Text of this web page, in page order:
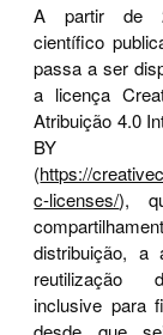
A partir de
científico
passa a ser
a licença
Atribuição 4.0
BY
(https://
c-licenses/),
distribuição, a
reutilização
inclusive para